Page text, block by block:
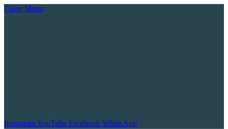
Close Menu
InstagramYouTube Facebook WhatsApp